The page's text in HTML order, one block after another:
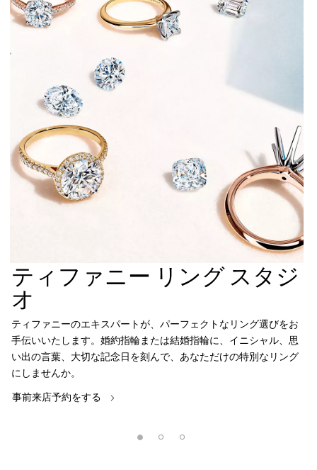
ティファニー リング スタジ
オ
ティファニーのエキスパートが、パーフェクトなリング選びをお
手伝いいたします。婚約指輪または結婚指輪に、イニシャル、思
い出の言葉、大切な記念日を刻んで、あなただけの特別なリング
にしませんか。
事前来店予約をする